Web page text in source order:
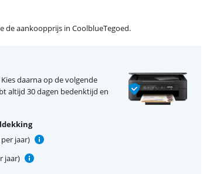
de aankoopprijs in CoolblueTegoed.
daarna op de volgende
altijd 30 dagen bedenktijd en
jaar)
jaar)